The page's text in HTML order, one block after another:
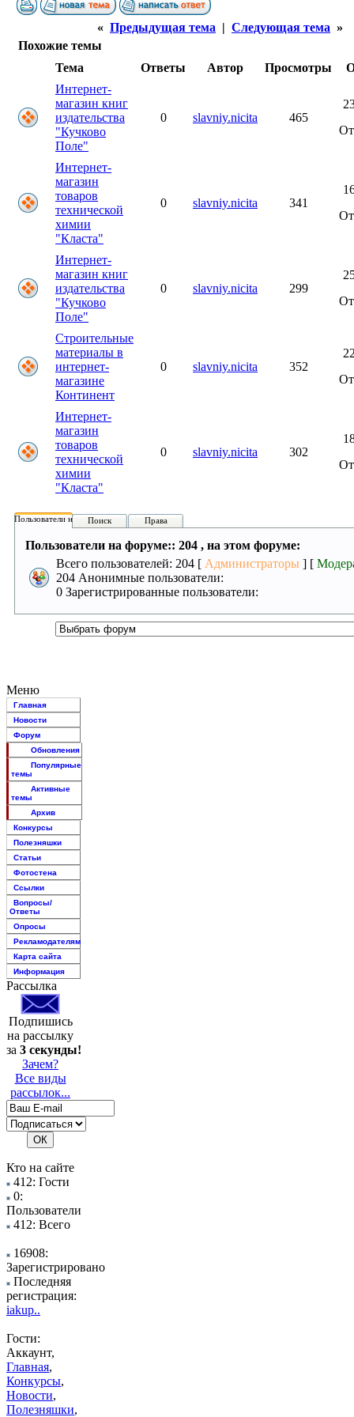
« Предыдущая тема | Следующая тема »
Похожие темы
Тема
Ответы Автор Просмотры
Интернет-
магазин книг
издательства
"Кучково
Поле"
0 slavniy.nicita 465
Интернет-
магазин
товаров
технической
химии
"Класта"
0 slavniy.nicita 341
Интернет-
магазин книг
издательства
"Кучково
Поле"
0 slavniy.nicita 299
Строительные
материалы в
интернет-
магазине
Континент
0 slavniy.nicita 352
Интернет-
магазин
товаров
технической
химии
"Класта"
0 slavniy.nicita 302
Пользователи на форуме:
Поиск Права
Пользователи на форуме:: 204 , на этом форуме:
Всего пользователей: 204 [ Администраторы ] [
204 Анонимные пользователи:
0 Зарегистрированные пользователи:
Меню
Главная
Новости
Форум
Обновления
Популярные
темы
Активные
темы
Архив
Конкурсы
Полезняшки
Статьи
Фотостена
Ссылки
Вопросы/
Ответы
Опросы
Рекламодателям
Карта сайта
Информация
Рассылка
Подпишись
на рассылку
за 3 секунды!
Зачем?
Все виды
рассылок...
Кто на сайте
412: Гости
0:
Пользователи
412: Всего
16908:
Зарегистрировано
Последняя
регистрация:
iakup..
Гости:
Аккаунт,
Главная,
Конкурсы,
Новости,
Полезняшки,